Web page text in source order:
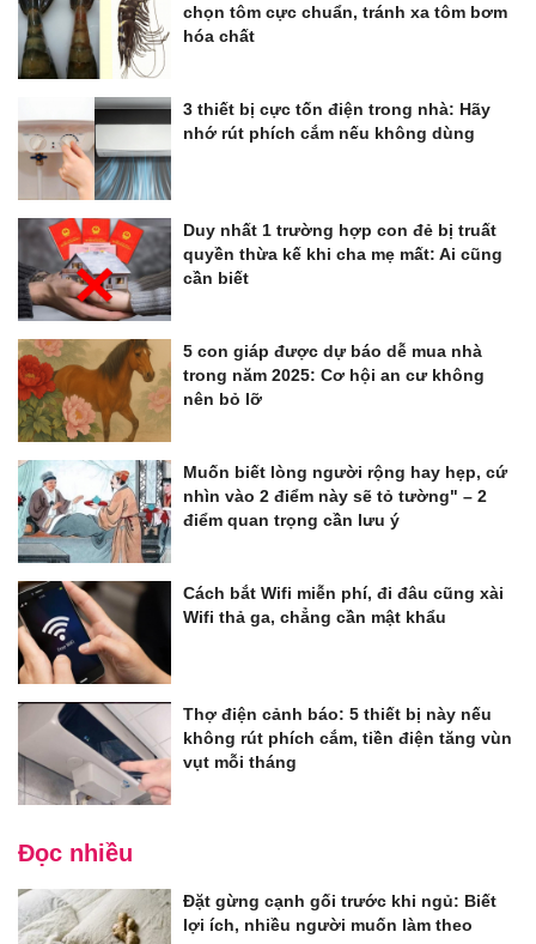
chọn tôm cực chuẩn, tránh xa tôm bơm
hóa chất
3 thiết bị cực tốn điện trong nhà: Hãy
nhớ rút phích cắm nếu không dùng
Duy nhất 1 trường hợp con đẻ bị truất
quyền thừa kế khi cha mẹ mất: Ai cũng
cần biết
5 con giáp được dự báo dễ mua nhà
trong năm 2025: Cơ hội an cư không
nên bỏ lỡ
Muốn biết lòng người rộng hay hẹp, cứ
nhìn vào 2 điểm này sẽ tỏ tường" – 2
điểm quan trọng cần lưu ý
Cách bắt Wifi miễn phí, đi đâu cũng xài
Wifi thả ga, chẳng cần mật khẩu
Thợ điện cảnh báo: 5 thiết bị này nếu
không rút phích cắm, tiền điện tăng vùn
vụt mỗi tháng
Đọc nhiều
Đặt gừng cạnh gối trước khi ngủ: Biết
lợi ích, nhiều người muốn làm theo